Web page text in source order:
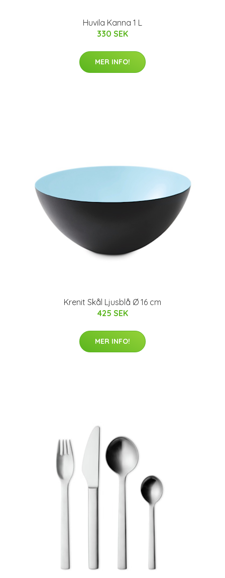
Huvila Kanna 1 L
330 SEK
MER INFO!
Krenit Skål Ljusblå Ø 16 cm
425 SEK
MER INFO!